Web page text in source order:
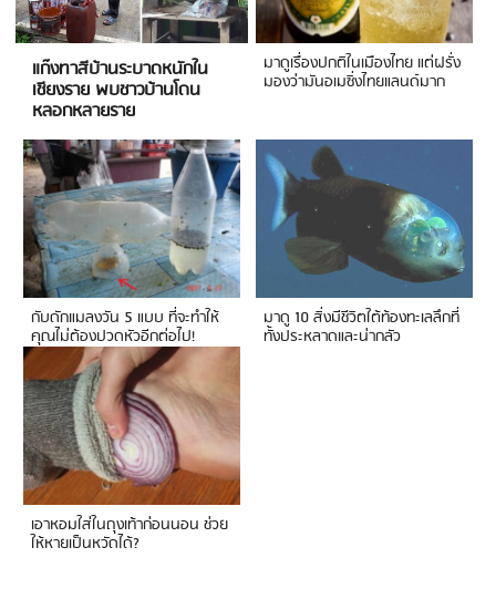
แก๊งทาสีบ้านระบาดหนักใน
เชียงราย พบชาวบ้านโดน
หลอกหลายราย
มาดูเรื่องปกติในเมืองไทย แต่ฝรั่ง
มองว่ามันอเมซิ่งไทยแลนด์มาก
กับดักแมลงวัน 5 แบบ ที่จะทำให้
คุณไม่ต้องปวดหัวอีกต่อไป!
มาดู 10 สิ่งมีชีวิตใต้ท้องทะเลลึกที่
ทั้งประหลาดและน่ากลัว
เอาหอมใส่ในถุงเท้าก่อนนอน ช่วย
ให้หายเป็นหวัดได้?